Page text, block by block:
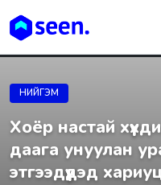
НИЙГЭМ
Хоёр настай
даага унуулан
этгээдүүдэд